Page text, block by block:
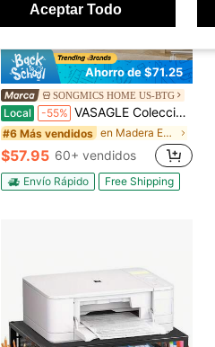
Ahorro de $71.25
SONGMICS HOME US-BTG
Local -55% VASAGLE Colección Custos - Estantería, Librería, Estantería Cúbica con 8 Compartimentos, 9.4 X 25.8 X 51 Pulgadas, Estantería de Almacenamiento, Para Sala de Estar, Oficina en Casa, Comedor
#6 Más vendidos en Madera Estanterías para libros
$57.95 60+ vendidos
Envío Rápido Free Shipping
Aceptar Todo